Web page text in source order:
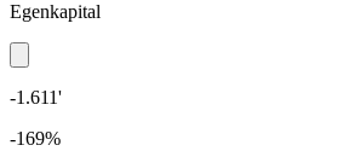
Egenkapital
-1.611'
-169%